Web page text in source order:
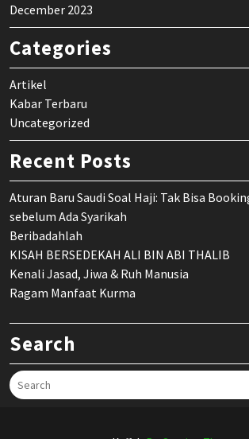
December 2023
Categories
Artikel
Kabar Terbaru
Uncategorized
Recent Posts
Aturan Baru Saudi Soal Haji: Tak Bisa
sebelum Ada Syarikah
Beribadahlah
KISAH BERSEDEKAH ALI BIN ABI THALIB
Kenali Jasad, Jiwa & Ruh Manusia
Ragam Manfaat Kurma
Search